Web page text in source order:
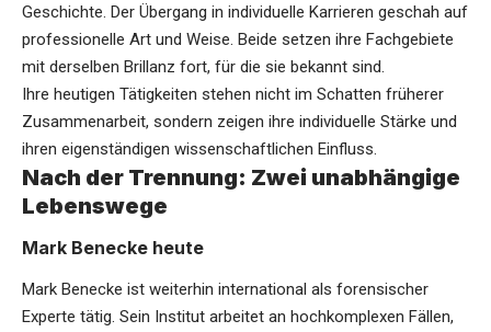
Geschichte. Der Übergang in individuelle Karrieren geschah auf
professionelle Art und Weise. Beide setzen ihre Fachgebiete
mit derselben Brillanz fort, für die sie bekannt sind.
Ihre heutigen Tätigkeiten stehen nicht im Schatten früherer
Zusammenarbeit, sondern zeigen ihre individuelle Stärke und
ihren eigenständigen wissenschaftlichen Einfluss.
Nach der Trennung: Zwei unabhängige
Lebenswege
Mark Benecke heute
Mark Benecke ist weiterhin international als forensischer
Experte tätig. Sein Institut arbeitet an hochkomplexen Fällen,